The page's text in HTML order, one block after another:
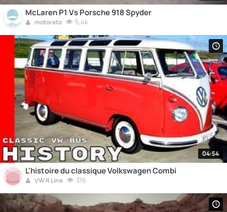
McLaren P1 Vs Porsche 918 Spyder
motoreto 5,4k
04:54
L'histoire du classique Volkswagen Combi
VW R Line 316